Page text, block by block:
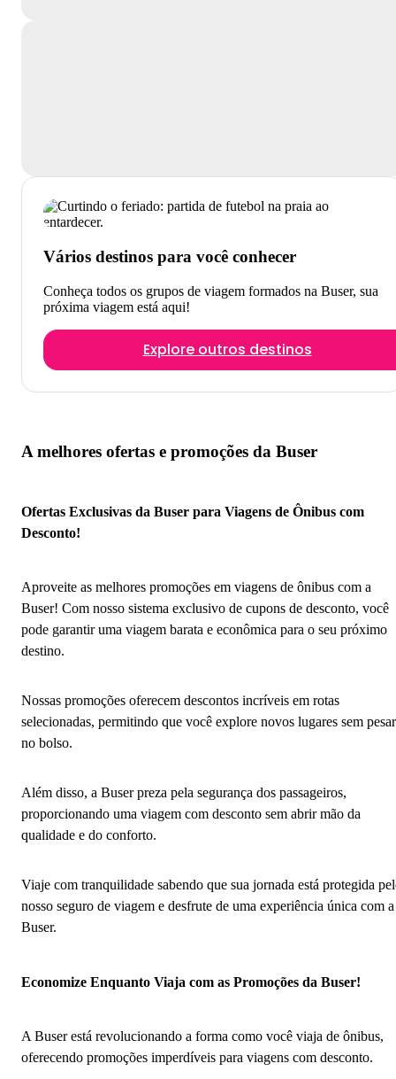
Vários destinos para você conhecer
Conheça todos os grupos de viagem formados na Buser, sua
próxima viagem está aqui!
Explore outros destinos
A melhores ofertas e promoções da Buser
Ofertas Exclusivas da Buser para Viagens de Ônibus com
Desconto!
Aproveite as melhores promoções em viagens de ônibus com a
Buser! Com nosso sistema exclusivo de cupons de desconto, você
pode garantir uma viagem barata e econômica para o seu próximo
destino.
Nossas promoções oferecem descontos incríveis em rotas
selecionadas, permitindo que você explore novos lugares sem pesar
no bolso.
Além disso, a Buser preza pela segurança dos passageiros,
proporcionando uma viagem com desconto sem abrir mão da
qualidade e do conforto.
Viaje com tranquilidade sabendo que sua jornada está protegida
nosso seguro de viagem e desfrute de uma experiência única com a
Buser.
Economize Enquanto Viaja com as Promoções da Buser!
A Buser está revolucionando a forma como você viaja de ônibus,
oferecendo promoções imperdíveis para viagens com desconto.